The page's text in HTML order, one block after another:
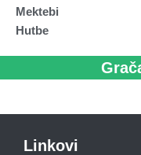
Mektebi
Hutbe
Linkovi